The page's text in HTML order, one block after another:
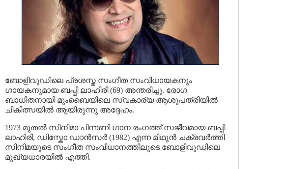
ബോളിവുഡിലെ പ്രശസ്ത സംഗീത സംവിധായകനും
ഗായകനുമായ ബപ്പി ലാഹിരി (69) അന്തരിച്ചു. രോഗ
ബാധിതനായി മുംബൈയിലെ സ്വകാര്യ ആശുപത്രിയില്‍
ചികിത്സയില്‍ ആയിരുന്നു അദ്ദേഹം.
1973 മുതൽ സിനിമാ പിന്നണി ഗാന രംഗത്ത് സജീവമായ ബപ്പി
ലാഹിരി, ഡിസ്കോ ഡാന്‍സര്‍ (1982) എന്ന മിഥുന്‍ ചക്രവര്‍ത്തി
സിനിമയുടെ സംഗീത സംവിധാനത്തിലൂടെ ബോളിവുഡിലെ
മുഖ്യധാരയില്‍ എത്തി.